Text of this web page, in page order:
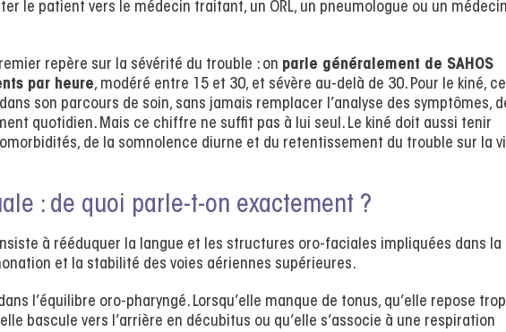
le patient vers le médecin traitant, un ORL, un pneumologue ou un
repère sur la sévérité du trouble : on parle généralement de SAHOS
par heure, modéré entre 15 et 30, et sévère au-delà de 30. Pour le kiné, ce
son parcours de soin, sans jamais remplacer l’analyse des symptômes,
quotidien. Mais ce chiffre ne suffit pas à lui seul. Le kiné doit aussi tenir
de la somnolence diurne et du retentissement du trouble sur la
: de quoi parle-t-on exactement ?
à rééduquer la langue et les structures oro-faciales impliquées dans la
et la stabilité des voies aériennes supérieures.
l’équilibre oro-pharyngé. Lorsqu’elle manque de tonus, qu’elle repose trop
bascule vers l’arrière en décubitus ou qu’elle s’associe à une respiration